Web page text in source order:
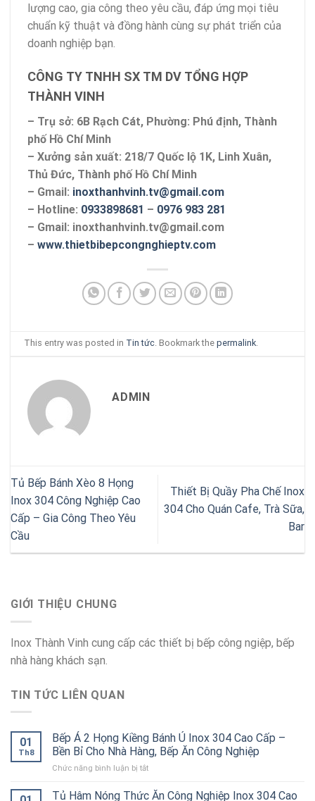
lượng cao, gia công theo yêu cầu, đáp ứng mọi tiêu
chuẩn kỹ thuật và đồng hành cùng sự phát triển của
doanh nghiệp bạn.
CÔNG TY TNHH SX TM DV TỔNG HỢP
THÀNH VINH
– Trụ sở: 6B Rạch Cát, Phường: Phú định, Thành
phố Hồ Chí Minh
– Xưởng sản xuất: 218/7 Quốc lộ 1K, Linh Xuân,
Thủ Đức, Thành phố Hồ Chí Minh
– Gmail: inoxthanhvinh.tv@gmail.com
– Hotline: 0933898681 – 0976 983 281
– Gmail: inoxthanhvinh.tv@gmail.com
– www.thietbibepcongnghieptv.com
This entry was posted in Tin tức. Bookmark thepermalink.
ADMIN
Tủ Bếp Bánh Xèo 8 Họng
Inox 304 Công Nghiệp Cao
Cấp – Gia Công Theo Yêu
Cầu
Thiết Bị Quầy Pha Chế Inox
304 Cho Quán Cafe, Trà Sữa,
Bar
GIỚI THIỆU CHUNG
Inox Thành Vinh cung cấp các thiết bị bếp công ngiệp, bếp
nhà hàng khách sạn.
TIN TỨC LIÊN QUAN
01
Th8
Bếp Á 2 Họng Kiềng Bánh Ú Inox 304 Cao Cấp –
Bền Bỉ Cho Nhà Hàng, Bếp Ăn Công Nghiệp
Chức năng bình luận bị tắtở
Á
Tủ Hâm Nóng Thức Ăn Công Nghiệp Inox 304 Cao